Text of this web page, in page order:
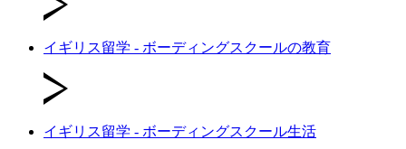
イギリス留学 - ボーディングスクールの教育
イギリス留学 - ボーディングスクール生活